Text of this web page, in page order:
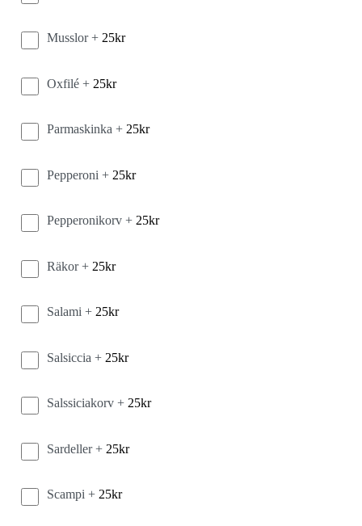
Musslor + 25kr
Oxfilé + 25kr
Parmaskinka + 25kr
Pepperoni + 25kr
Pepperonikorv + 25kr
Räkor + 25kr
Salami + 25kr
Salsiccia + 25kr
Salssiciakorv + 25kr
Sardeller + 25kr
Scampi + 25kr